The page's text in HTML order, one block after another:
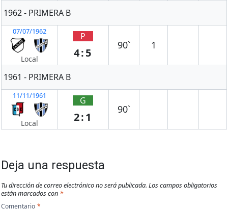
1962 - PRIMERA B
07/07/1962
Local
P
4:5
90` 1
1961 - PRIMERA B
11/11/1961
Local
G
2:1
90`
Deja una respuesta
Tu dirección de correo electrónico no será publicada. Los campos obligatorios
están marcados con *
Comentario *